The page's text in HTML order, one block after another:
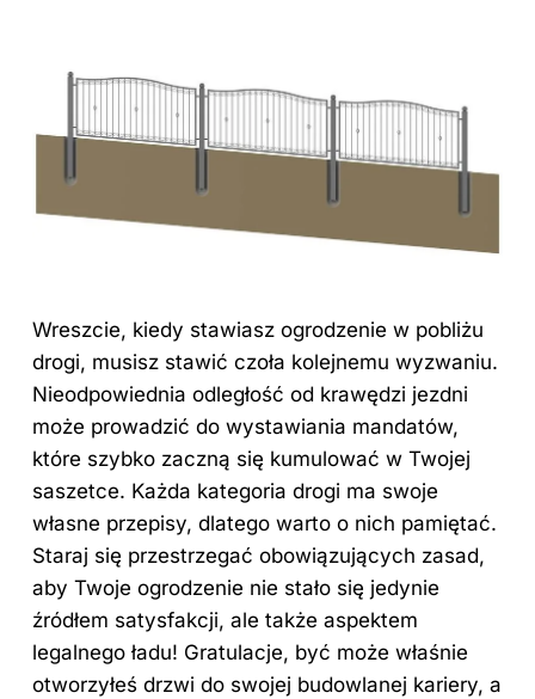
Wreszcie, kiedy stawiasz ogrodzenie w pobliżu
drogi, musisz stawić czoła kolejnemu wyzwaniu.
Nieodpowiednia odległość od krawędzi jezdni
może prowadzić do wystawiania mandatów,
które szybko zaczną się kumulować w Twojej
saszetce. Każda kategoria drogi ma swoje
własne przepisy, dlatego warto o nich pamiętać.
Staraj się przestrzegać obowiązujących zasad,
aby Twoje ogrodzenie nie stało się jedynie
źródłem satysfakcji, ale także aspektem
legalnego ładu! Gratulacje, być może właśnie
otworzyłeś drzwi do swojej budowlanej kariery, a